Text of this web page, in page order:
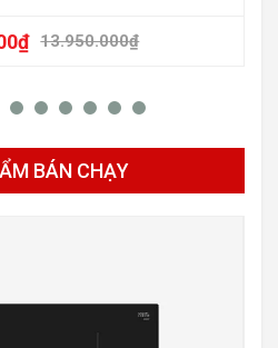
13.950.000₫
₫
BÁN CHẠY